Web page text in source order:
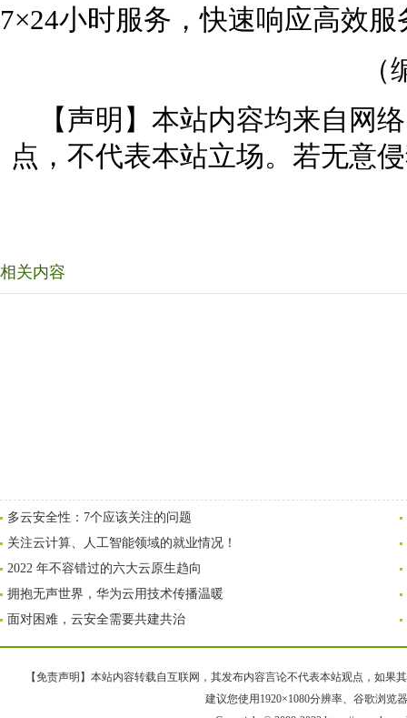
7×24小时服务，快速响应高效服
【声明】本站内容均来自网
点，不代表本站立场。若无意
相关内容
多云安全性：7个应该关注的问题
关注云计算、人工智能领域的就业情况！
2022 年不容错过的六大云原生趋向
拥抱无声世界，华为云用技术传播温暖
面对困难，云安全需要共建共治
【免责声明】本站内容转载自互联网，其发布内容言论不代表本站观点，如果
建议您使用1920×1080分辨率、谷歌浏览